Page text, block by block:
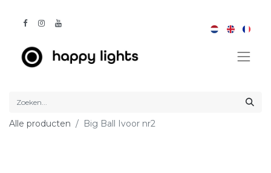
Alle producten Big Ball Ivoor nr2